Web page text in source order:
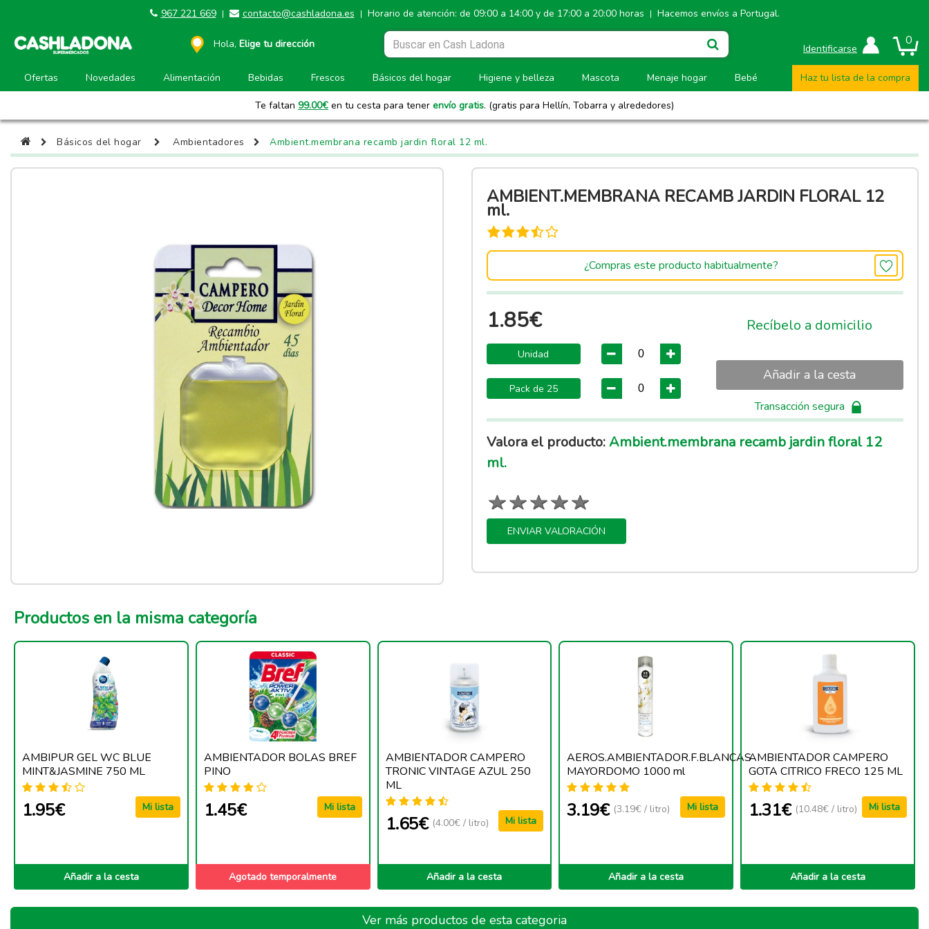
967 221 669 | contacto@cashladona.es | Horario de atención: de 09:00 a 14:00 y de 17:00 a 20:00 horas | Hacemos envíos a Portugal.
0
Identificarse
Hola, Elige tu dirección
Ofertas Novedades Alimentación Bebidas Frescos Básicos del hogar Higiene y belleza Mascota Menaje hogar Bebé Haz tu lista de la compra
Te faltan 99.00€ en tu cesta para tener envío gratis. (gratis para Hellín, Tobarra y alrededores)
Básicos del hogar Ambientadores Ambient.membrana recamb jardin floral 12 ml.
AMBIENT.MEMBRANA RECAMB JARDIN FLORAL 12
ml.
¿Compras este producto habitualmente?
1.85€
Unidad
Pack de 25
Recíbelo a domicilio
Añadir a la cesta
Transacción segura
Valora el producto:Ambient.membrana recamb jardin floral 12
ml.
ENVIAR VALORACIÓN
Productos en la misma categoría
AMBIPUR GEL WC BLUE
MINT&JASMINE 750 ML
1.95€
Añadir a la cesta
Mi lista
AMBIENTADOR BOLAS BREF
PINO
1.45€
Agotado temporalmente
Mi lista
AMBIENTADOR CAMPERO
TRONIC VINTAGE AZUL 250
ML
1.65€ (4.00€ / litro)
Añadir a la cesta
Mi lista
AEROS.AMBIENTADOR.F.BLANCAS
MAYORDOMO 1000 ml
3.19€ (3.19€ / litro)
Añadir a la cesta
Mi lista
AMBIENTADOR CAMPERO
GOTA CITRICO FRECO 125 ML
1.31€ (10.48€ / litro)
Añadir a la cesta
Mi lista
Ver más productos de esta categoria